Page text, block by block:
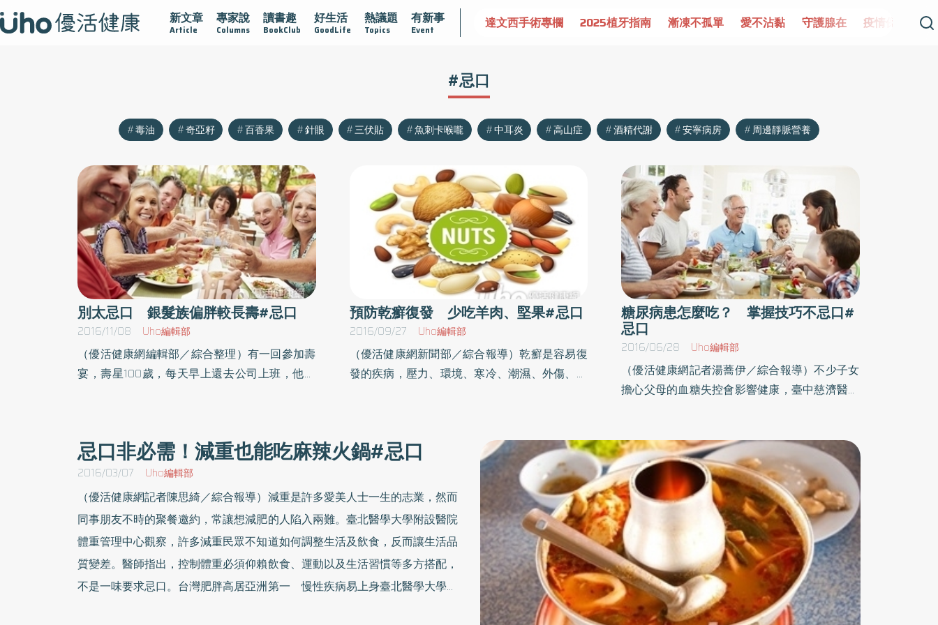
新文章
Article
專家說
Columns
讀書趣
BookClub
好生活
GoodLife
熱議題
Topics
有新事
Event
黏 守護腺在 疫情保衛戰 再生醫學 愛的未來視 認識攝護腺肥大 守護骨骼健康 達文西手術專欄 2025植牙指南 漸凍不孤單 愛不沾黏 守護腺在 疫情保衛戰
#忌口
毒油 奇亞籽 百香果 針眼 三伏貼 魚刺卡喉嚨 中耳炎 高山症 酒精代謝 安寧病房 周邊靜脈營養
別太忌口 銀髮族偏胖較長壽#忌口
2016/11/08 Uho編輯部
（優活健康網編輯部／綜合整理）有一回參加壽
宴，壽星100歲，每天早上還去公司上班，他的
又愛運動兒子上台演講說：「父母長壽，是子女
的福氣，父親自己賺錢，不必我奉養，我不能抱
怨，只是父親個子小，當我與父親外出時，常被
誤認是兄弟，更慘的是有人硬說我是哥哥，害我
不得不去割眼袋！」台下一陣大笑。壽星致詞答
謝時，則這麼告訴大家：「有許多人問我『長壽
的祕訣』，我無法回答，因為我生活正常，不抽
菸、不喝酒又愛運動，可是我太太生活不正常，
預防乾癬復發 少吃羊肉、堅果#忌口
2016/09/27 Uho編輯部
（優活健康網新聞部／綜合報導）乾癬是容易復
發的疾病，壓力、環境、寒冷、潮濕、外傷、感
乾癬病人不要碰。 擔心類固醇影響 以中醫治療
乾癬治療在西醫常以類固醇居多，致使不少病人
會尋求中醫治療，臺北市立聯合醫院仁愛院區中
醫科醫師謝旭東表示，門診中，有超過五成乾癬
病人都是西醫治療後，才來找中醫治療，多是因
為西醫以類固醇為優先，大部份病人在吃藥一、
二年後已成為慢性病人，但是會擔心類固醇的影
響，而來以中醫治療。 龍膽瀉肝湯與黃連解毒
湯 緩解發炎乾癬可分急性期與慢性期，謝旭東
糖尿病患怎麼吃？ 掌握技巧不忌口#
忌口
2016/06/28 Uho編輯部
（優活健康網記者湯蕎伊／綜合報導）不少子女
擔心父母的血糖失控會影響健康，臺中慈濟醫院
廳， 但不少糖尿病患或家屬，基於健康嚴格把
關，節制再節制，徐盛邦醫師說，控制糖尿病，
對病人來講很辛苦又惱人，家屬多規勸偶爾小鼓
勵，會控制得更開心。 裹粉油炸或勾芡 易使血
糖飆高要限制糖尿病人的飲食，換了是誰心情都
不會好，不如在小地方著手，首先要建立的用餐
正確觀念是蛋白質對血糖影響並不大，有些病患
感覺吃完魚類、肉類後，血糖變高，癥結不在食
物而是烹調，裹粉油炸或是加太白粉勾芡的做
忌口非必需！減重也能吃麻辣火鍋#忌口
2016/03/07 Uho編輯部
（優活健康網記者陳思綺／綜合報導）減重是許多愛美人士一生的志業，然而
同事朋友不時的聚餐邀約，常讓想減肥的人陷入兩難。臺北醫學大學附設醫院
體重管理中心觀察，許多減重民眾不知道如何調整生活及飲食，反而讓生活品
質變差。醫師指出，控制體重必須仰賴飲食、運動以及生活習慣等多方搭配，
不是一味要求忌口。台灣肥胖高居亞洲第一 慢性疾病易上身臺北醫學大學附